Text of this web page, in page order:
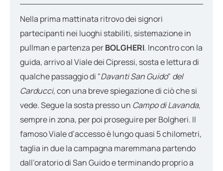
Nella prima mattinata ritrovo dei signori
partecipanti nei luoghi stabiliti, sistemazione in
pullman e partenza perBOLGHERI. Incontro con la
guida, arrivo al Viale dei Cipressi, sosta e lettura di
qualche passaggio di "Davanti San Guido" del
Carducci, con una breve spiegazione di ciò che si
vede. Segue la sosta presso un Campo di Lavanda,
sempre in zona, per poi proseguire per Bolgheri. Il
famoso Viale d’accesso è lungo quasi 5 chilometri,
taglia in due la campagna maremmana partendo
dall’oratorio di San Guido e terminando proprio a